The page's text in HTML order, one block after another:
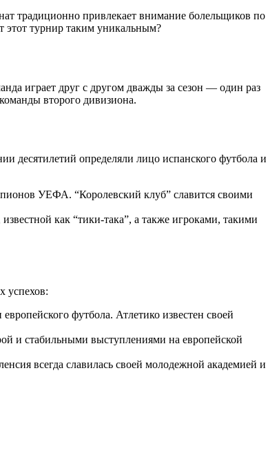
традиционно привлекает внимание болельщиков по
этот турнир таким уникальным?
играет друг с другом дважды за сезон — один раз
второго дивизиона.
десятилетий определяли лицо испанского футбола и
УЕФА. “Королевский клуб” славится своими
как “тики-така”, а также игроками, такими
успехов:
футбола. Атлетико известен своей
и стабильными выступлениями на европейской
всегда славилась своей молодежной академией и